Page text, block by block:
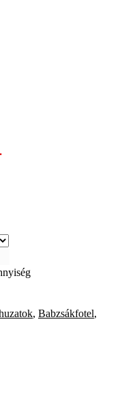
, Babzsákfotel,